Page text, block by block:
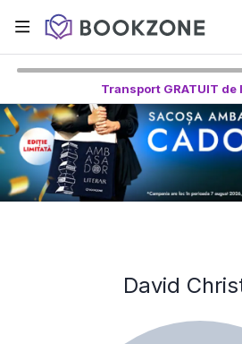
Transport GRATUIT de
David